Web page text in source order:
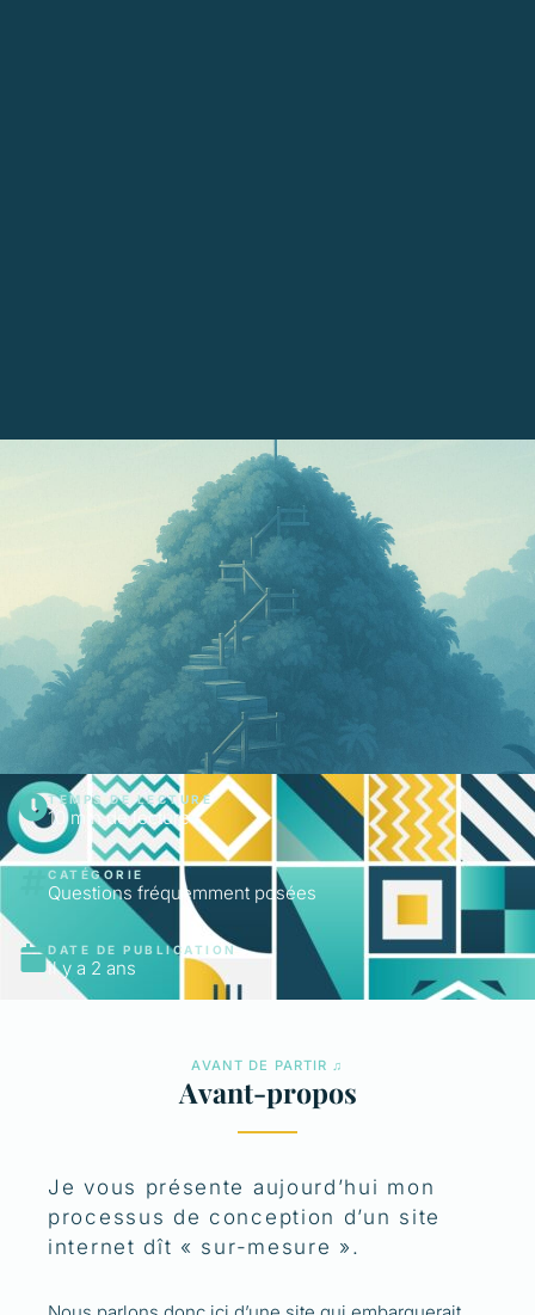
TEMPS DE LECTURE
10 min de lecture
CATÉGORIE
Questions fréquemment posées
DATE DE PUBLICATION
il y a 2 ans
AVANT DE PARTIR ♫
Avant-propos
Je vous présente aujourd’hui mon
processus de conception d’un site
internet dît « sur-mesure ».